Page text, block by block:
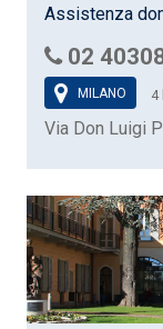
Assistenza
02
MILANO 4
Via Don Luigi